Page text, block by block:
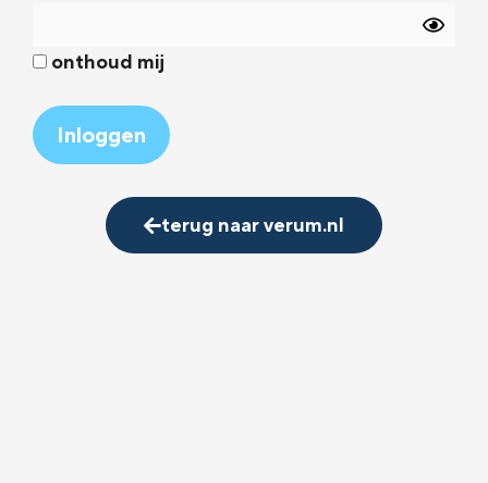
onthoud mij
terug naar verum.nl